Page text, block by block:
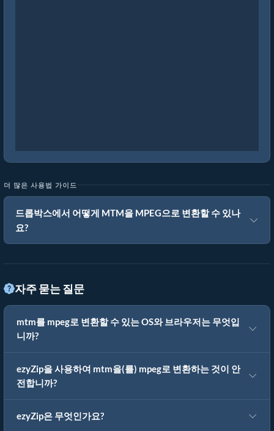
더 많은 사용법 가이드
드롭박스에서 어떻게 MTM을 MPEG으로 변환할 수 있나
요?
자주 묻는 질문
mtm를 mpeg로 변환할 수 있는 OS와 브라우저는 무엇입
니까?
ezyZip을 사용하여 mtm을(를) mpeg로 변환하는 것이 안
전합니까?
ezyZip은 무엇인가요?